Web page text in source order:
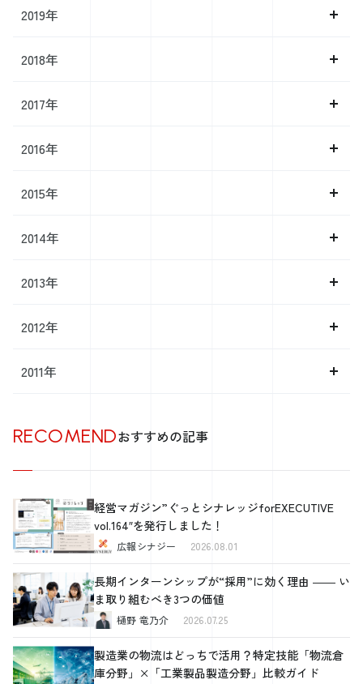
2019年
2018年
2017年
2016年
2015年
2014年
2013年
2012年
2011年
RECOMENDおすすめの記事
経営マガジン”ぐっとシナレッジforEXECUTIVE
vol.164″を発行しました！
広報シナジー 2026.08.01
長期インターンシップが“採用”に効く理由 ―― い
ま取り組むべき3つの価値
樋野 竜乃介 2026.07.25
製造業の物流はどっちで活用？特定技能「物流倉
庫分野」×「工業製品製造分野」比較ガイド